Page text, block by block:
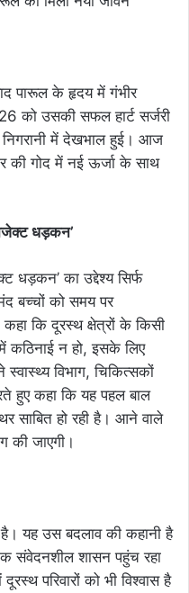
पारूल के हृदय में गंभीर
को उसकी सफल हार्ट सर्जरी
में देखभाल हुई। आज
की गोद में नई ऊर्जा के साथ
धड़कन’
धड़कन’ का उद्देश्य सिर्फ
बच्चों को समय पर
कहा कि दूरस्थ क्षेत्रों के किसी
कठिनाई न हो, इसके लिए
विभाग, चिकित्सकों
हुए कहा कि यह पहल बाल
साबित हो रही है। आने वाले
की जाएगी।
यह उस बदलाव की कहानी है
संवेदनशील शासन पहुंच रहा
परिवारों को भी विश्वास है